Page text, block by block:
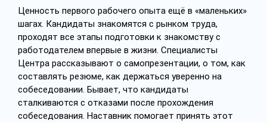
Ценность первого рабочего опыта ещё в «маленьких»
шагах. Кандидаты знакомятся с рынком труда,
проходят все этапы подготовки к знакомству с
работодателем впервые в жизни. Специалисты
Центра рассказывают о самопрезентации, о том, как
составлять резюме, как держаться уверенно на
собеседовании. Бывает, что кандидаты
сталкиваются с отказами после прохождения
собеседования. Наставник помогает принять этот